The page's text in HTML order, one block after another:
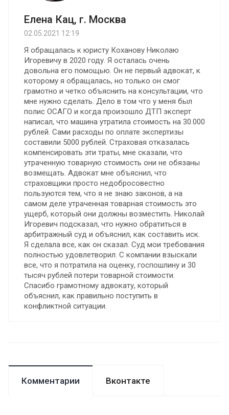
Елена Кац, г. Москва
02.05.2021 12:19
Я обращалась к юристу Коханову Николаю
Игоревичу в 2020 году. Я осталась очень
довольна его помощью. Oн не первый адвокат, к
которому я обращалась, но только он смог
грамотно и четко объяснить на консультации, что
мне нужно сделать. Дело в том что у меня был
полис ОСАГО и когда произошло ДТП эксперт
написал, что машина утратила стоимость на 30.000
рублей. Сами расходы по оплате экспертизы
составили 5000 рублей. Страховая отказалась
компенсировать эти траты, мне сказали, что
утраченную товарную стоимость они не обязаны
возмещать. Адвокат мне объяснил, что
страховщики просто недобросовестно
пользуются тем, что я не знаю законов, а на
самом деле утраченная товарная стоимость это
ущерб, который они должны возместить. Николай
Игоревич подсказал, что нужно обратиться в
арбитражный суд и объяснил, как составить иск.
Я сделала все, как он сказал. Суд мои требования
полностью удовлетворил. С компании взыскали
все, что я потратила на оценку, госпошлину и 30
тысяч рублей потери товарной стоимости.
Спасибо грамотному адвокату, который
объяснил, как правильно поступить в
конфликтной ситуации.
Комментарии Вконтакте